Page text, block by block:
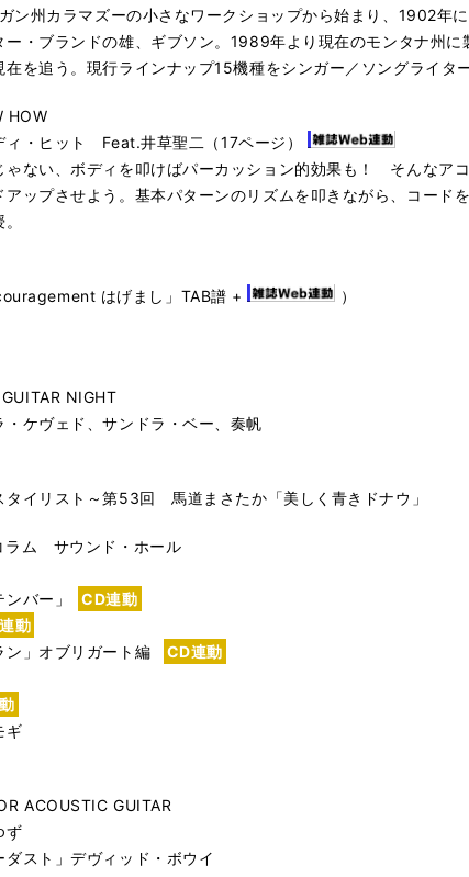
ン州カラマズーの小さなワークショップから始まり、1902年
ー・ブランドの雄、ギブソン。1989年より現在のモンタナ州
在を追う。現行ラインナップ15機種をシンガー／ソングライ
HOW
ィ・ヒット Feat.井草聖二（17ページ）
ゃない、ボディを叩けばパーカッション的効果も！ そんなア
アップさせよう。基本パターンのリズムを叩きながら、コード
はげまし」TAB譜 +
）
NIGHT
・ケヴェド、サンドラ・ベー、奏帆
イリスト～第53回 馬道まさたか「美しく青きドナウ」
ラム サウンド・ホール
バー」
CD連動
動
」オブリガート編
CD連動
ギ
ACOUSTIC GUITAR
ず
スト」デヴィッド・ボウイ